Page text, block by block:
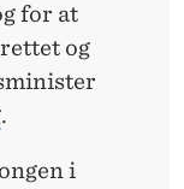
for at
og
.
i